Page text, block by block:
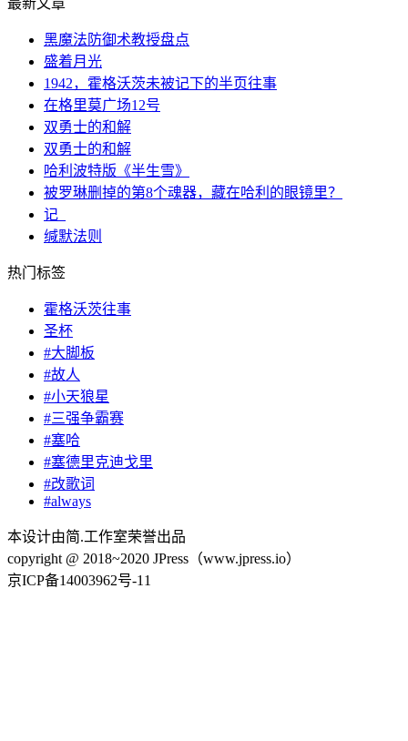
黑魔法防御术教授盘点
盛着月光
1942，霍格沃茨未被记下的半页往事
在格里莫广场12号
双勇士的和解
双勇士的和解
哈利波特版《半生雪》
被罗琳删掉的第8个魂器，藏在哈利的眼镜里？
记_
缄默法则
热门标签
霍格沃茨往事
圣杯
#大脚板
#故人
#小天狼星
#三强争霸赛
#塞哈
#塞德里克迪戈里
#改歌词
#always
本设计由简.工作室荣誉出品
copyright @ 2018~2020 JPress（www.jpress.io）
京ICP备14003962号-11